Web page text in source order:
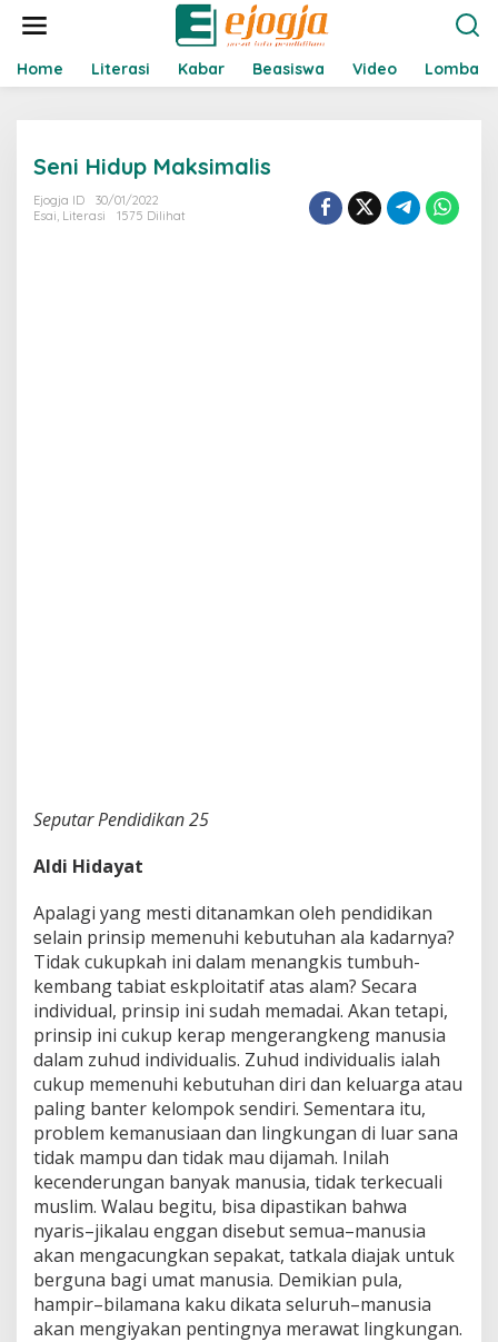
t
Home Literasi Kabar Beasiswa Video Lomba
Seni Hidup Maksimalis
Ejogja ID
30/01/2022
Esai, Literasi 1575 Dilihat
Seputar Pendidikan 25
Aldi Hidayat
Apalagi yang mesti ditanamkan oleh pendidikan
selain prinsip memenuhi kebutuhan ala kadarnya?
Tidak cukupkah ini dalam menangkis tumbuh-
kembang tabiat eskploitatif atas alam? Secara
individual, prinsip ini sudah memadai. Akan tetapi,
prinsip ini cukup kerap mengerangkeng manusia
dalam zuhud individualis. Zuhud individualis ialah
cukup memenuhi kebutuhan diri dan keluarga atau
paling banter kelompok sendiri. Sementara itu,
problem kemanusiaan dan lingkungan di luar sana
tidak mampu dan tidak mau dijamah. Inilah
kecenderungan banyak manusia, tidak terkecuali
muslim. Walau begitu, bisa dipastikan bahwa
nyaris–jikalau enggan disebut semua–manusia
akan mengacungkan sepakat, tatkala diajak untuk
berguna bagi umat manusia. Demikian pula,
hampir–bilamana kaku dikata seluruh–manusia
akan mengiyakan pentingnya merawat lingkungan.